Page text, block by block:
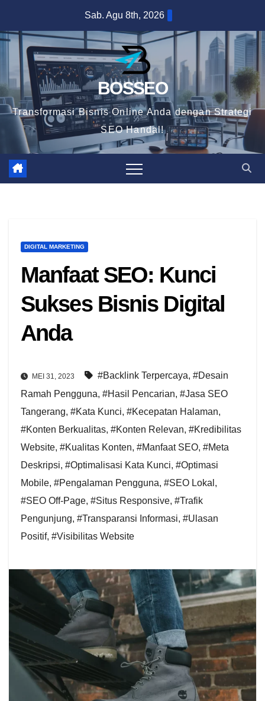
content
Sab. Agu 8th, 2026
BOSSEO
Transformasi Bisnis Online Anda dengan Strategi
SEO Handal!
DIGITAL MARKETING
Manfaat SEO: Kunci
Sukses Bisnis Digital
Anda
MEI 31, 2023 #Backlink Terpercaya, #Desain
Ramah Pengguna, #Hasil Pencarian, #Jasa SEO
Tangerang, #Kata Kunci, #Kecepatan Halaman,
#Konten Berkualitas, #Konten Relevan, #Kredibilitas
Website, #Kualitas Konten, #Manfaat SEO, #Meta
Deskripsi, #Optimalisasi Kata Kunci, #Optimasi
Mobile, #Pengalaman Pengguna, #SEO Lokal ,
#SEO Off-Page, #Situs Responsive, #Trafik
Pengunjung, #Transparansi Informasi, #Ulasan
Positif, #Visibilitas Website